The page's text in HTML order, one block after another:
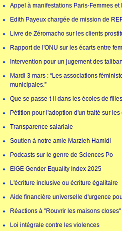
Appel à manifestations Paris-Femmes et
Edith Payeux chargée de mission de
Livre de Zéromacho sur les clients
Rapport de l'ONU sur les écarts entre
Intervention pour un jugement des
Mardi 3 mars : “Les associations
municipales.”
Que se passe-t-il dans les écoles de
Pétition pour l'adoption d'un traité sur
Transparence salariale
Soutien à notre amie Marzieh Hamidi
Podcasts sur le genre de Sciences Po
EIGE Gender Equality Index 2025
L'écriture inclusive ou écriture égalitaire
Aide financière universelle d'urgence
Réactions à "Rouvrir les maisons closes"
Loi intégrale contre les violences